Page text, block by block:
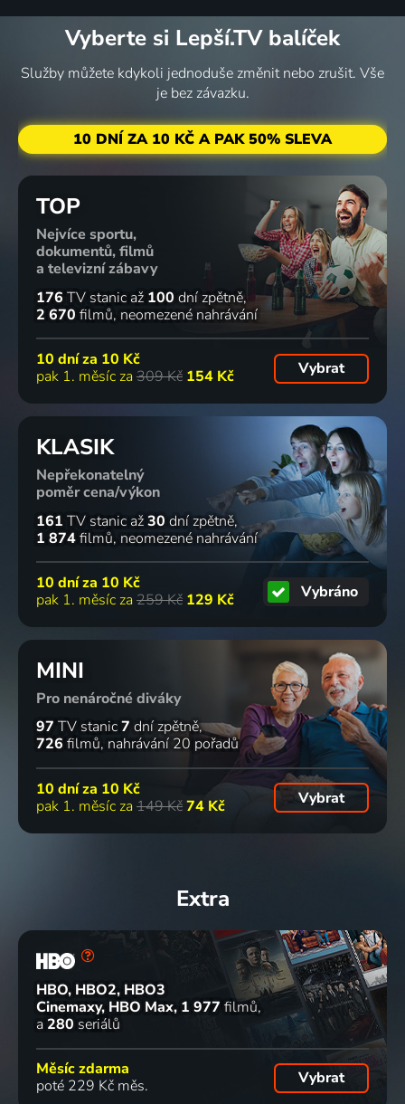
Vyberte si Lepší.TV balíček
Služby můžete kdykoli jednoduše změnit nebo zrušit. Vše
je bez závazku.
10 DNÍ ZA 10 KČ A PAK 50% SLEVA
TOP
Nejvíce sportu,
dokumentů, filmů
a televizní zábavy
176 TV stanic až 100 dní zpětně
2 670 filmů neomezené nahrávání
10 dní za 10 Kč
pak 1. měsíc za 309 Kč 154 Kč Vybrat
KLASIK
Nepřekonatelný
poměr cena/výkon
161 TV stanic až30 dní zpětně
1 874filmů neomezené nahrávání
10 dní za 10 Kč
pak 1. měsíc za 259 Kč 129 Kč Vybráno
MINI
Pro nenáročné diváky
97 TV stanic7 dní zpětně
726 filmů nahrávání 20 pořadů
10 dní za 10 Kč
pak 1. měsíc za 149 Kč74 Kč Vybrat
Extra
HBO, HBO2, HBO3
Cinemaxy, HBO Max 1 977 filmů
a 280 seriálů
Měsíc zdarma
poté 229 Kč měs.
Vybrat